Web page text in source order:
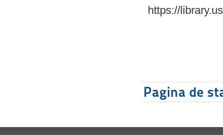
https://
Pagina de